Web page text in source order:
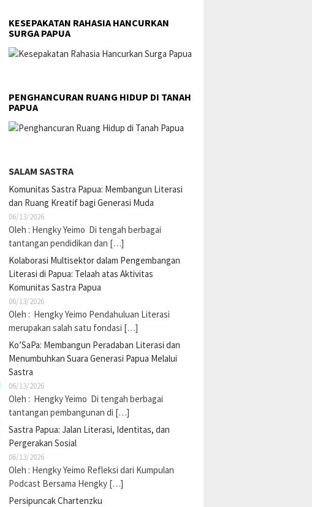
KESEPAKATAN RAHASIA HANCURKAN
SURGA PAPUA
PENGHANCURAN RUANG HIDUP DI TANAH
PAPUA
SALAM SASTRA
Komunitas Sastra Papua: Membangun Literasi
dan Ruang Kreatif bagi Generasi Muda
06/13/2026
Oleh : Hengky Yeimo Di tengah berbagai
tantangan pendidikan dan […]
Kolaborasi Multisektor dalam Pengembangan
Literasi di Papua: Telaah atas Aktivitas
Komunitas Sastra Papua
06/13/2026
Oleh : Hengky Yeimo Pendahuluan Literasi
merupakan salah satu fondasi […]
Ko’SaPa: Membangun Peradaban Literasi dan
Menumbuhkan Suara Generasi Papua Melalui
Sastra
06/13/2026
Oleh : Hengky Yeimo Di tengah berbagai
tantangan pembangunan di […]
Sastra Papua: Jalan Literasi, Identitas, dan
Pergerakan Sosial
06/13/2026
Oleh : Hengky Yeimo Refleksi dari Kumpulan
Podcast Bersama Hengky […]
Persipuncak Chartenzku